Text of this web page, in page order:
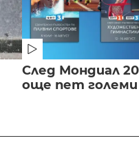
След Мондиал
още пет